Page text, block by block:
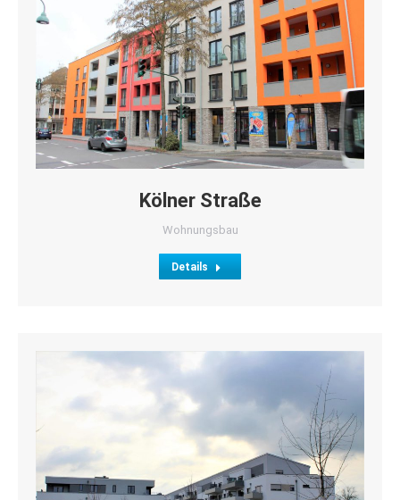
Kölner Straße
Wohnungsbau
Details